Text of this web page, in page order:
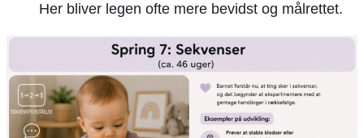
Her bliver legen ofte mere bevidst og målrettet.